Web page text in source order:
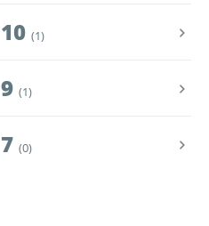
10 (1)
9 (1)
7 (0)